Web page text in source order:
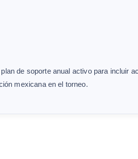
de soporte anual activo para incluir
mexicana en el torneo.